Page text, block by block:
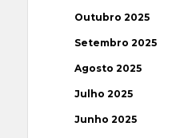
Outubro 2025
Setembro 2025
Agosto 2025
Julho 2025
Junho 2025